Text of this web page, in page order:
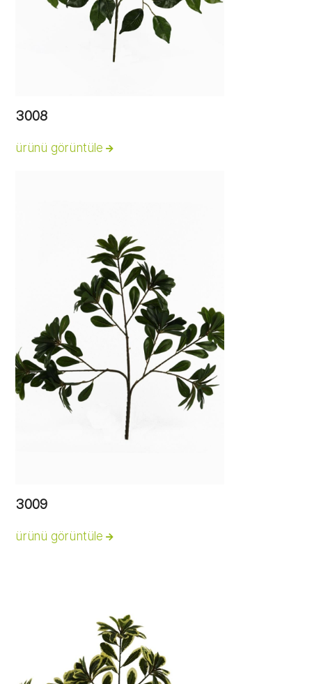
3008
ürünü görüntüle
3009
ürünü görüntüle